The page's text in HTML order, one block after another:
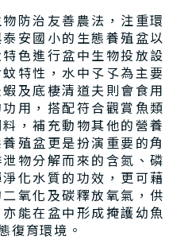
防治友善農法，注重環
安國小的生態養殖盆以
色進行盆中生物投放設
特性，水中孓孓為主要
及底棲清道夫則會食用
用，搭配符合觀賞魚類
，補充動物其他的營養
殖盆更是扮演重要的角
物分解而來的含氮、磷
化水質的功效，更可藉
氧化及碳釋放氧氣，供
能在盆中形成掩護幼魚
復育環境。